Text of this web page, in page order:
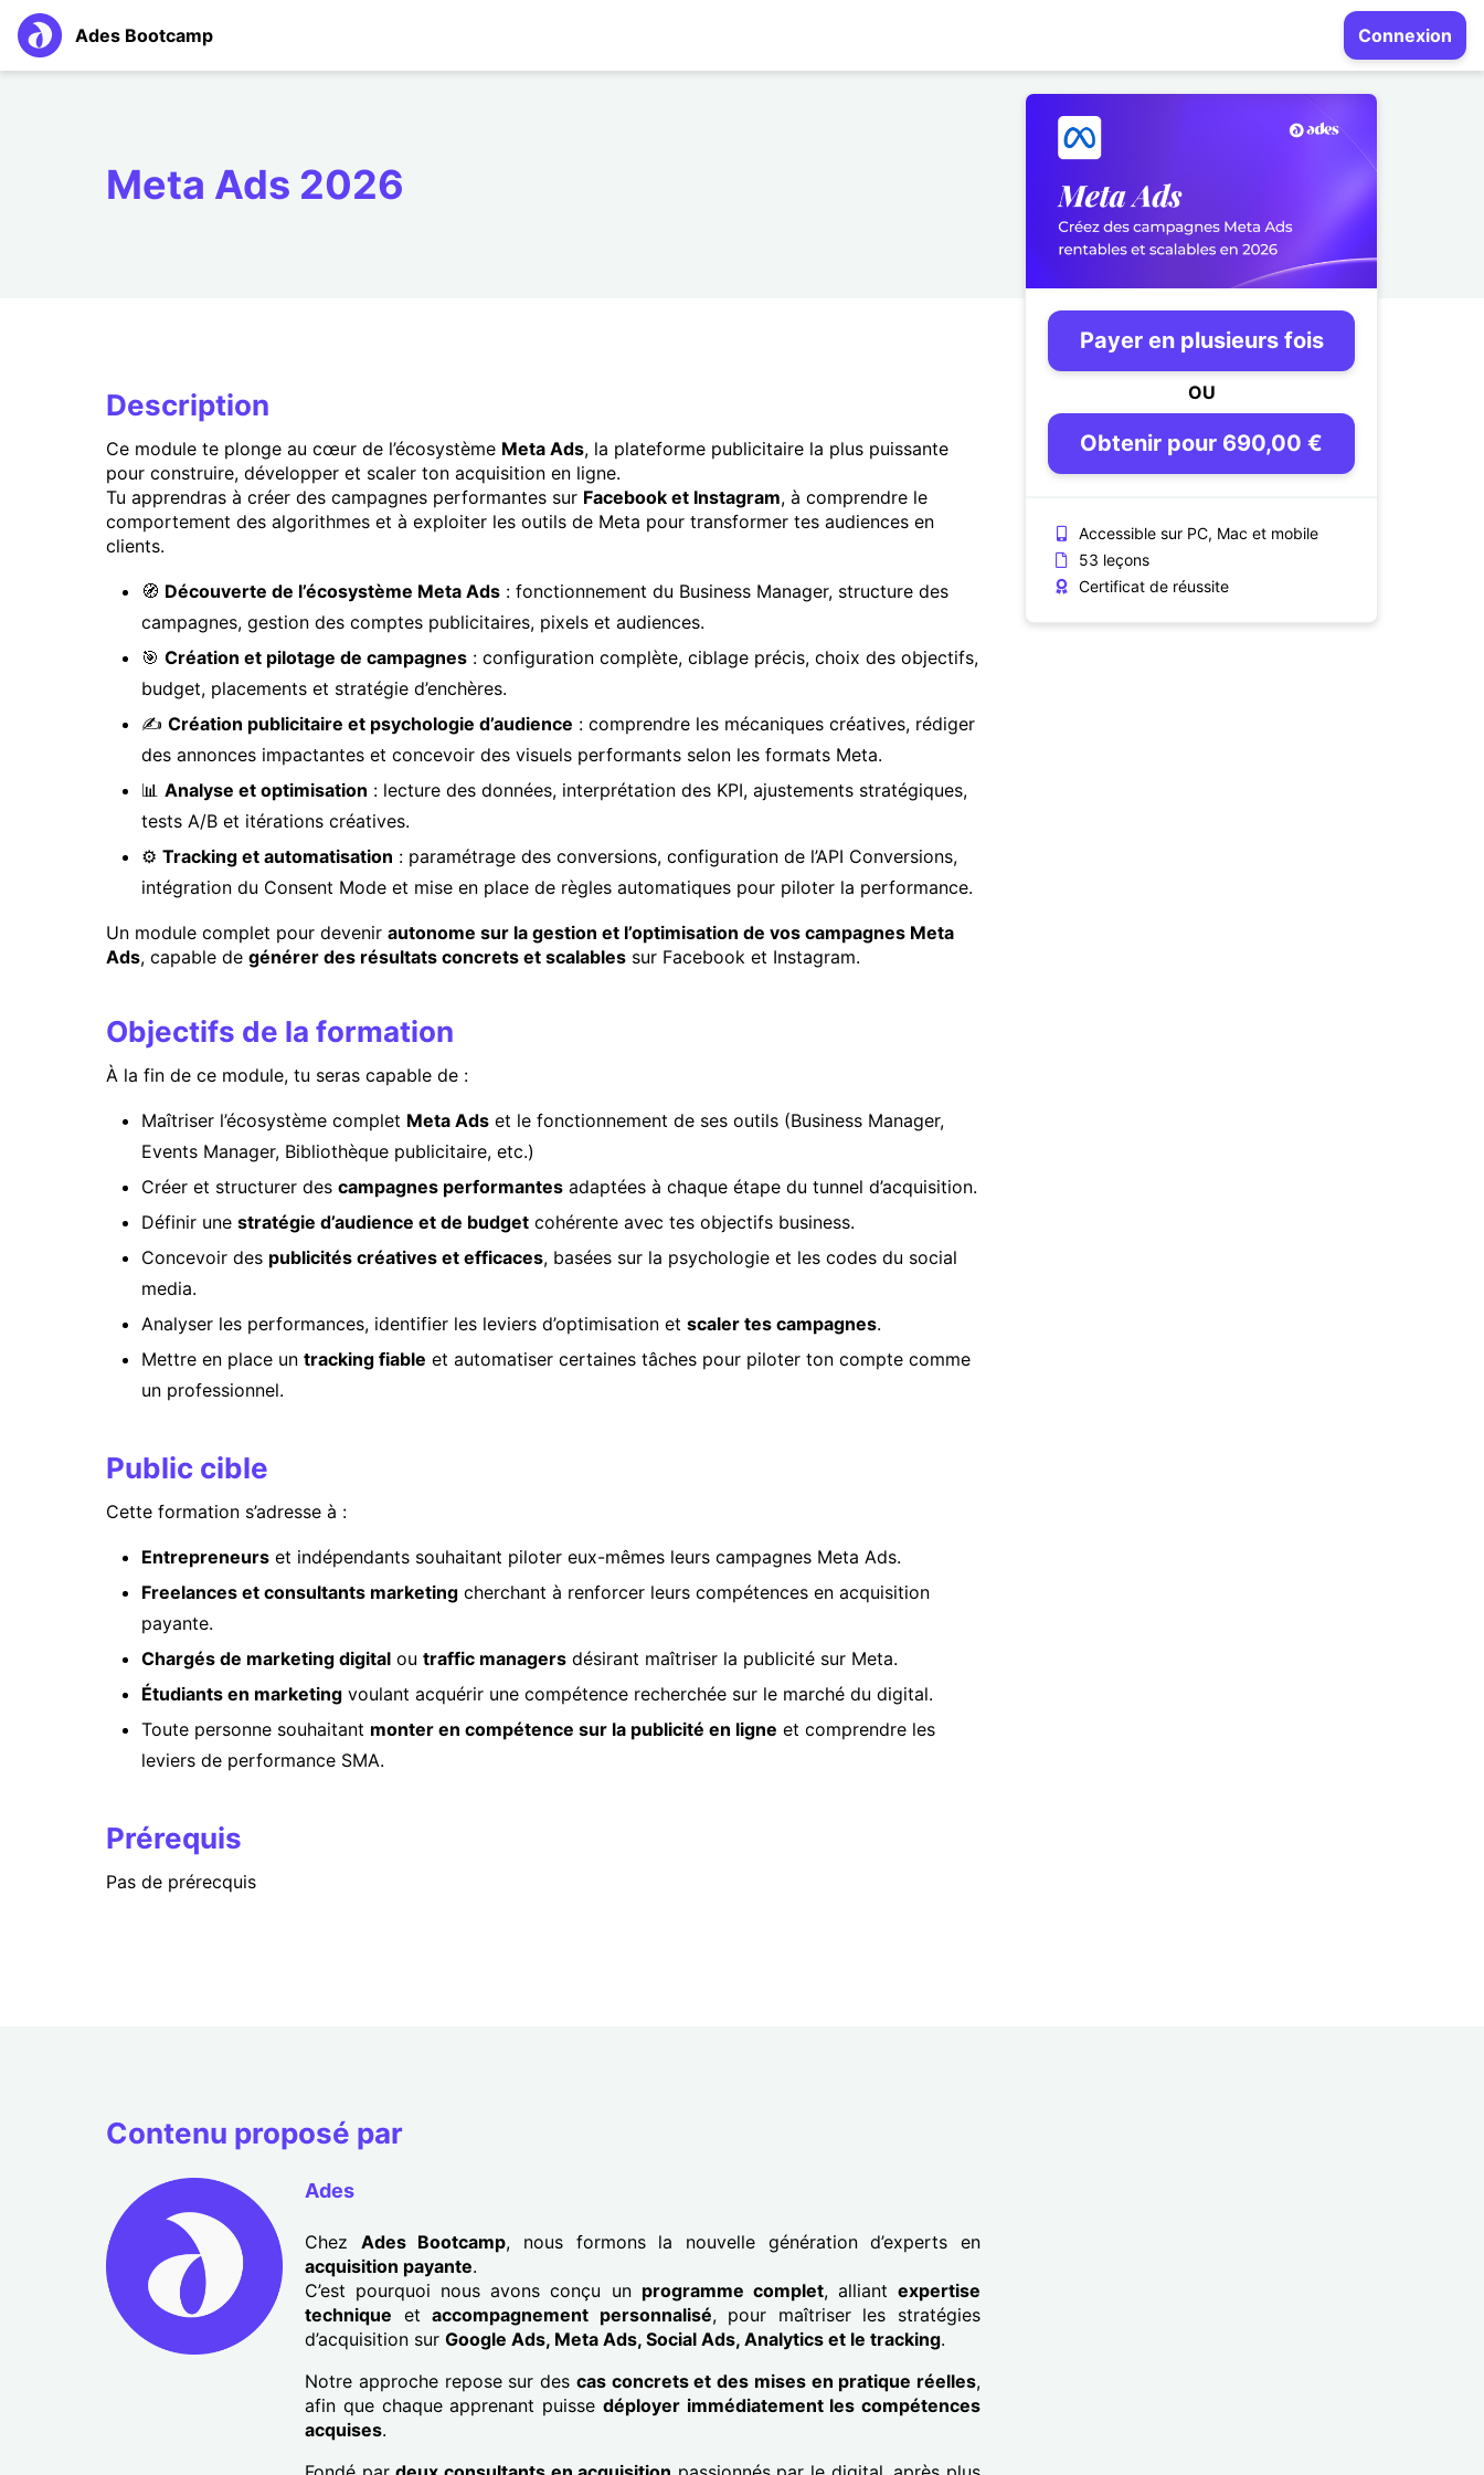
Ades Bootcamp Connexion
Meta Ads 2026
Payer en plusieurs fois
OU
Obtenir pour 690,00 €
Accessible sur PC, Mac et mobile
53 leçons
Certificat de réussite
Description
Ce module te plonge au cœur de l’écosystème Meta Ads, la plateforme publicitaire la plus puissante
pour construire, développer et scaler ton acquisition en ligne.
Tu apprendras à créer des campagnes performantes sur Facebook et Instagram, à comprendre le
comportement des algorithmes et à exploiter les outils de Meta pour transformer tes audiences en
clients.
🧭 Découverte de l’écosystème Meta Ads : fonctionnement du Business Manager, structure des
campagnes, gestion des comptes publicitaires, pixels et audiences.
🎯 Création et pilotage de campagnes : configuration complète, ciblage précis, choix des objectifs,
budget, placements et stratégie d’enchères.
✍️ Création publicitaire et psychologie d’audience : comprendre les mécaniques créatives, rédiger
des annonces impactantes et concevoir des visuels performants selon les formats Meta.
📊 Analyse et optimisation : lecture des données, interprétation des KPI, ajustements stratégiques,
tests A/B et itérations créatives.
⚙️ Tracking et automatisation : paramétrage des conversions, configuration de l’API Conversions,
intégration du Consent Mode et mise en place de règles automatiques pour piloter la performance.
Un module complet pour devenir autonome sur la gestion et l’optimisation de vos campagnes Meta
Ads, capable de générer des résultats concrets et scalables sur Facebook et Instagram.
Objectifs de la formation
À la fin de ce module, tu seras capable de :
Maîtriser l’écosystème complet Meta Ads et le fonctionnement de ses outils (Business Manager,
Events Manager, Bibliothèque publicitaire, etc.)
Créer et structurer des campagnes performantes adaptées à chaque étape du tunnel d’acquisition.
Définir une stratégie d’audience et de budget cohérente avec tes objectifs business.
Concevoir des publicités créatives et efficaces, basées sur la psychologie et les codes du social
media.
Analyser les performances, identifier les leviers d’optimisation et scaler tes campagnes.
Mettre en place un tracking fiable et automatiser certaines tâches pour piloter ton compte comme
un professionnel.
Public cible
Cette formation s’adresse à :
Entrepreneurs et indépendants souhaitant piloter eux-mêmes leurs campagnes Meta Ads.
Freelances et consultants marketing cherchant à renforcer leurs compétences en acquisition
payante.
Chargés de marketing digital ou traffic managers désirant maîtriser la publicité sur Meta.
Étudiants en marketing voulant acquérir une compétence recherchée sur le marché du digital.
Toute personne souhaitant monter en compétence sur la publicité en ligne et comprendre les
leviers de performance SMA.
Prérequis
Pas de prérecquis
Contenu proposé par
Ades
Chez Ades Bootcamp, nous formons la nouvelle génération d’experts en
acquisition payante.
C’est pourquoi nous avons conçu un programme complet, alliantexpertise
technique etaccompagnement personnalisé, pour maîtriser les stratégies
d’acquisition sur Google Ads, Meta Ads, Social Ads, Analytics et le tracking.
Notre approche repose sur des cas concrets et des mises en pratique réelles,
afin que chaque apprenant puisse déployer immédiatement les compétences
acquises.